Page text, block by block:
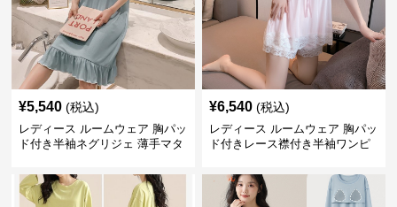
¥5,540 (税込)
レディース ルームウェア 胸パッ
ド付き半袖ネグリジェ 薄手マタ
¥6,540 (税込)
レディース ルームウェア 胸パッ
ド付きレース襟付き半袖ワンピ